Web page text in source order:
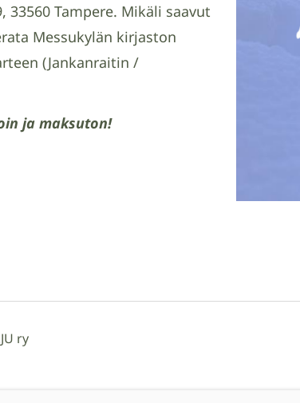
33560 Tampere. Mikäli saavut
Messukylän kirjaston
(Jankanraitin /
ja maksuton!
ry